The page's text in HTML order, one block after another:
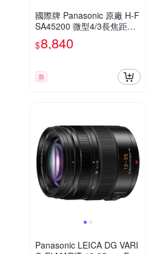
國際牌 Panasonic 原廠 H-F
SA45200 微型4/3長焦距變
焦鏡頭 LUMIX G X VARIO
45-200mm 單眼鏡頭 相機
$8,840
券
Panasonic LEICA DG VARI